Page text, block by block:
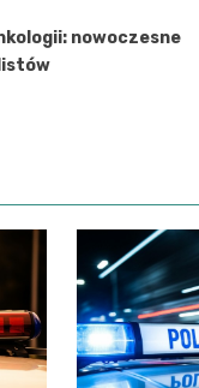
nowoczesne